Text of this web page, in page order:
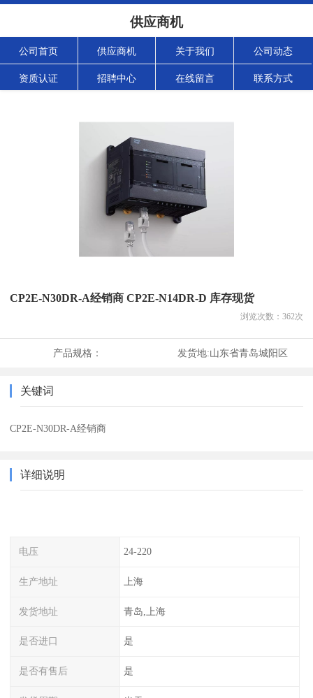
供应商机
公司首页 供应商机 关于我们 公司动态
资质认证 招聘中心 在线留言 联系方式
CP2E-N30DR-A经销商 CP2E-N14DR-D 库存现货
浏览次数： 362次
产品规格： 发货地:山东省青岛城阳区
关键词
CP2E-N30DR-A经销商
详细说明
电压 24-220
生产地址 上海
发货地址 青岛,上海
是否进口 是
是否有售后 是